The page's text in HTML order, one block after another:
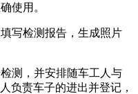
使用。
写检测报告，生成照片
测，并安排随车工人与
负责车子的进出并登记，